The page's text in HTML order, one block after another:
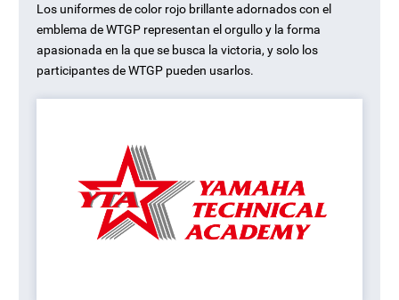
Los uniformes de color rojo brillante adornados con el
emblema de WTGP representan el orgullo y la forma
apasionada en la que se busca la victoria, y solo los
participantes de WTGP pueden usarlos.